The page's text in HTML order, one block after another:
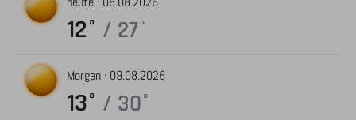
12° / 27°
Morgen · 09.08.2026
13° / 30°